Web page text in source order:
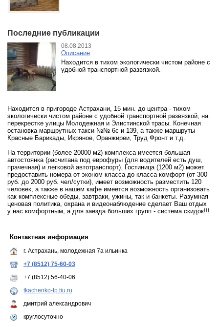
Последние публикации
08.08.2013
Описание
Находится в тихом экологически чистом районе с
удобной транспортной развязкой.
Находится в пригороде Астрахани, 15 мин. до центра - тихом
экологически чистом районе с удобной транспортной развязкой, на
перекрестке улицы Молодежная и Элистинской трасы. Конечная
остановка маршрутных такси №№ 6с и 139, а также маршруты
Красные Барикады, Икряное, Оранжиреи, Труд Фронт и т.д.
На территории (более 20000 м2) комплекса имеется большая
автостоянка (расчитана под еврофуры (для водителей есть душ,
прачечная) и легковой автотранспорт). Гостиница (1200 м2) может
предоставить номера от эконом класса до класса-комфорт (от 300
руб. до 2000 руб. чел/сутки), имеет возможность разместить 120
человек, а также в нашем кафе имеется возможность организовать
как комплексные обеды, завтраки, ужины, так и банкеты. Разумная
ценовая политика, охрана и видеонаблюдение сделает Ваш отдых
у нас комфортным, а для заезда больших групп - система скидок!!!
Контактная информация
г. Астрахань, молодежная 7а ильинка
+7 (8512) 75-60-03
+7 (8512) 56-40-06
tkachenko-lp.tiu.ru
дмитрий александрович
круглосуточно